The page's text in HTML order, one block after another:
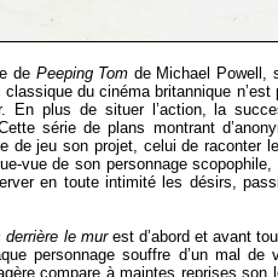
de Peeping Tom de Michael Powell,
du cinéma britannique n’est
En plus de situer l’action, la
série de plans montrant
de jeu son projet, celui de raconter
vue de son personnage
en toute intimité les désirs,
derrière le murest d’abord et avant
personnage souffre d’un mal de
compare à maintes reprises son